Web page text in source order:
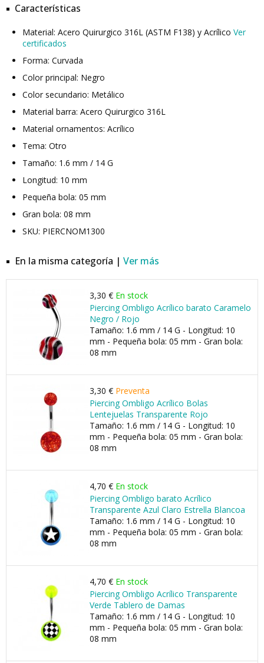
Características
Material: Acero Quirurgico 316L (ASTM F138) y Acrílico Ver
certificados
Forma: Curvada
Color principal: Negro
Color secundario: Metálico
Material barra: Acero Quirurgico 316L
Material ornamentos: Acrílico
Tema: Otro
Tamaño: 1.6 mm / 14 G
Longitud: 10 mm
Pequeña bola: 05 mm
Gran bola: 08 mm
SKU: PIERCNOM1300
En la misma categoría | Ver más
3,30 € En stock
Piercing Ombligo Acrílico barato Caramelo
Negro / Rojo
Tamaño: 1.6 mm / 14 G - Longitud: 10
mm - Pequeña bola: 05 mm - Gran bola:
08 mm
3,30 € Preventa
Piercing Ombligo Acrílico Bolas
Lentejuelas Transparente Rojo
Tamaño: 1.6 mm / 14 G - Longitud: 10
mm - Pequeña bola: 05 mm - Gran bola:
08 mm
4,70 € En stock
Piercing Ombligo barato Acrílico
Transparente Azul Claro Estrella Blancoa
Tamaño: 1.6 mm / 14 G - Longitud: 10
mm - Pequeña bola: 05 mm - Gran bola:
08 mm
4,70 € En stock
Piercing Ombligo Acrílico Transparente
Verde Tablero de Damas
Tamaño: 1.6 mm / 14 G - Longitud: 10
mm - Pequeña bola: 05 mm - Gran bola:
08 mm